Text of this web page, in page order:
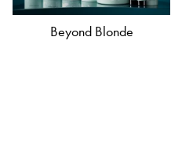
Beyond Blonde